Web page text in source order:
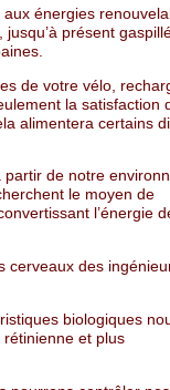
énergies
présent
de votre vélo,
la satisfaction
alimentera certains
partir de notre
le moyen de
l’énergie
cerveaux des
biologiques
et plus